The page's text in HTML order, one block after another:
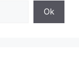
Ok